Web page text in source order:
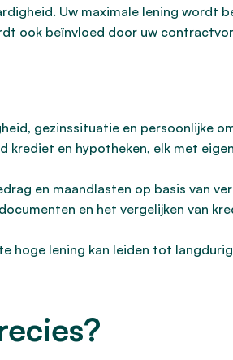
Uw maximale lening wordt
ook beïnvloed door uw
gezinssituatie en persoonlijke
krediet en hypotheken, elk met
en maandlasten op basis van
en het vergelijken van
hoge lening kan leiden tot